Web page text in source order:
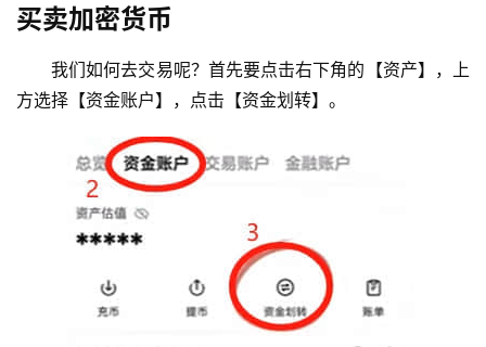
买卖加密货币
我们如何去交易呢？首先要点击右下角的【资产】，上
方选择【资金账户】，点击【资金划转】。